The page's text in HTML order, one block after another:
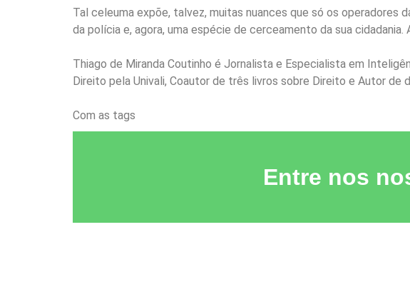
Tal celeuma expõe, talvez, muitas nuances que só os operadores
da polícia e, agora, uma espécie de cerceamento da sua
Thiago de Miranda Coutinho é Jornalista e Especialista em
Direito pela Univali, Coautor de três livros sobre Direito e Autor de
Com as tags
Entre nos